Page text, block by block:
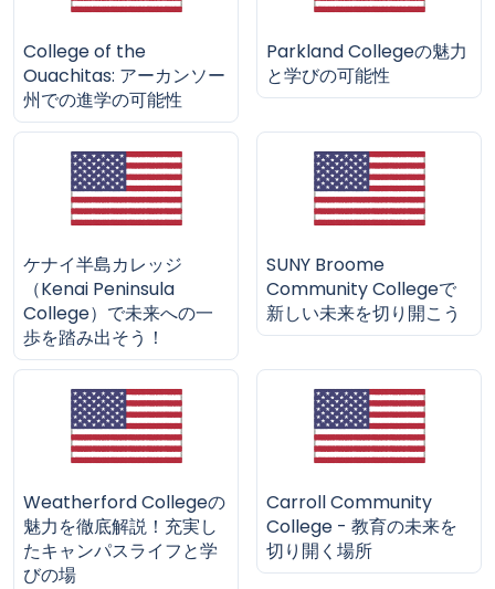
College of the
Ouachitas: アーカンソー
州での進学の可能性
Parkland Collegeの魅力
と学びの可能性
ケナイ半島カレッジ
（Kenai Peninsula
College）で未来への一
歩を踏み出そう！
SUNY Broome
Community Collegeで
新しい未来を切り開こう
Weatherford Collegeの
魅力を徹底解説！充実し
たキャンパスライフと学
びの場
Carroll Community
College - 教育の未来を
切り開く場所